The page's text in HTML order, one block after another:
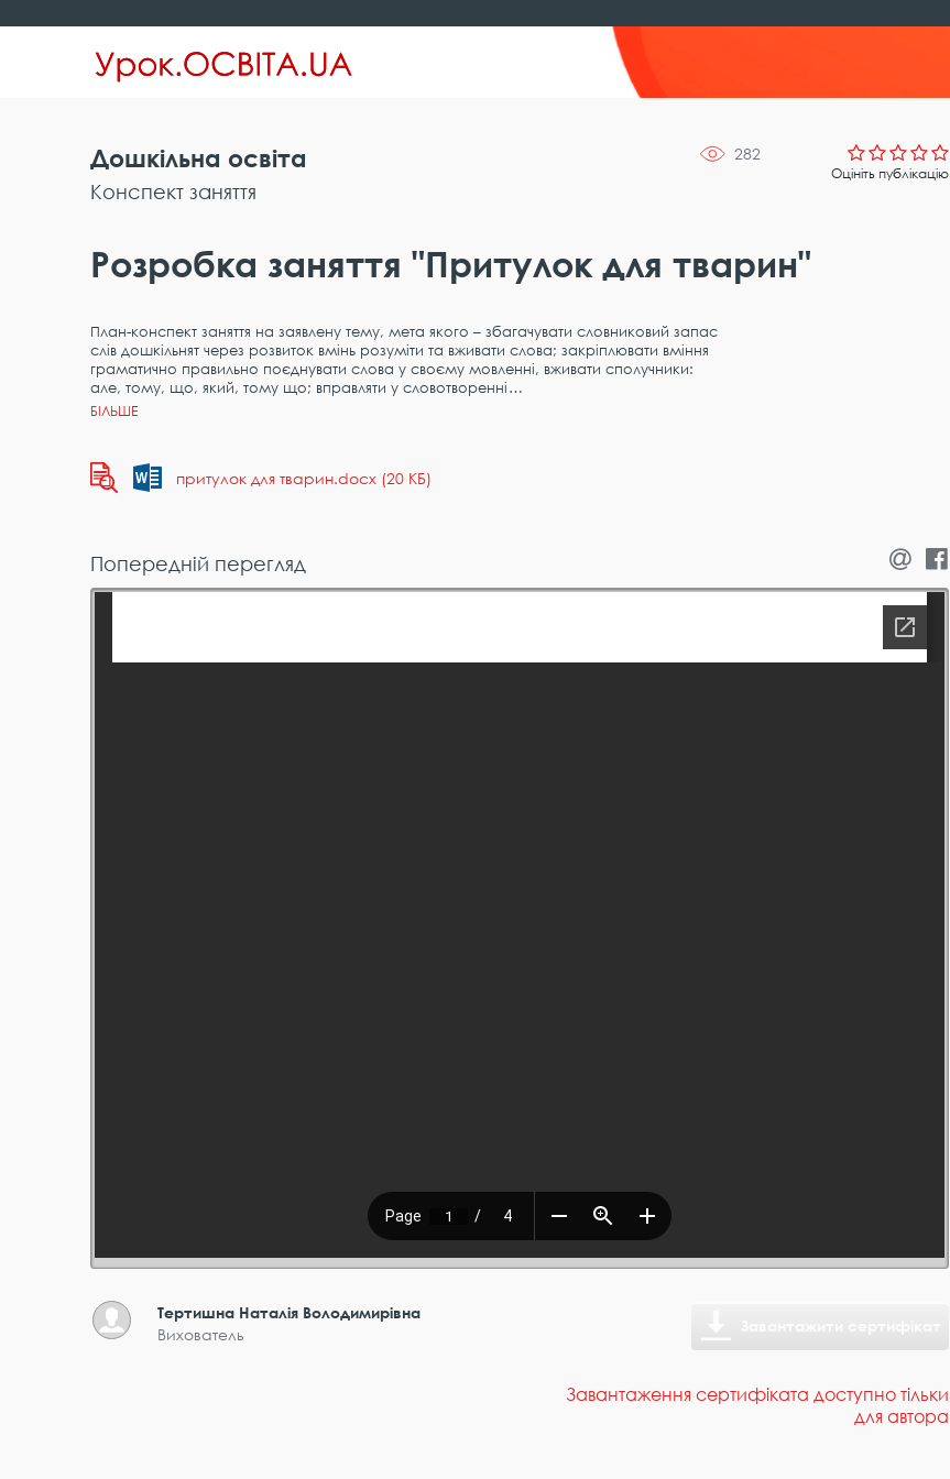
282
Оцініть публікацію
Дошкільна освіта
Конспект заняття
Розробка заняття "Притулок для тварин"
План-конспект заняття на заявлену тему, мета якого – збагачувати словниковий запас
слів дошкільнят через розвиток вмінь розуміти та вживати слова; закріплювати вміння
граматично правильно поєднувати слова у своєму мовленні, вживати сполучники:
але, тому, що, який, тому що; вправляти у словотворенні
притулок для тварин.docx (20 КБ)
Попередній перегляд
Тертишна Наталія Володимирівна
Вихователь
Завантаження сертифіката доступно тільки
для автора